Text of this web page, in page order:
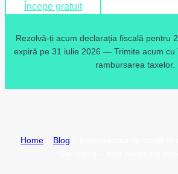
Începe gratuit
Rezolvă-ți acum declarația fiscală pentru
expiră pe 31 iulie 2026 — Trimite acum cu
rambursarea taxelor.
Home Blog